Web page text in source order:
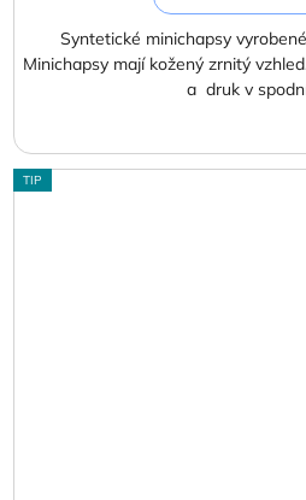
Syntetické minichapsy
Minichapsy mají kožený zrnitý
a druk v
TIP